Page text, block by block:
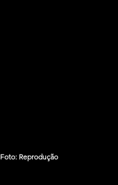
Foto: Reprodução